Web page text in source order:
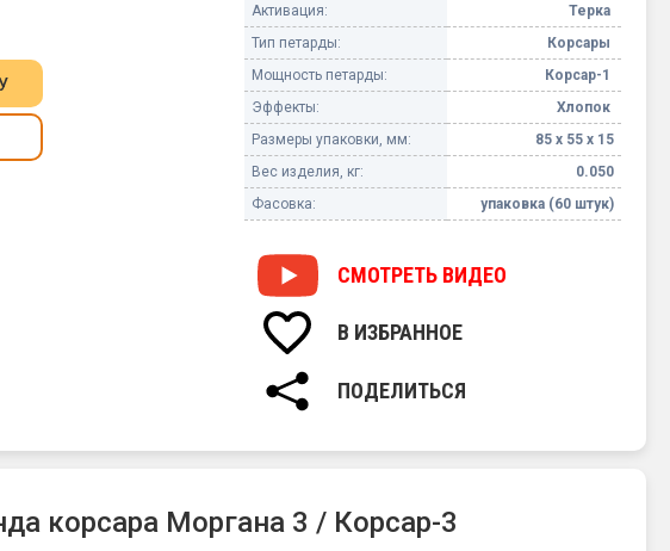
Активация:
Терка
Тип петарды:
Корсары
Мощность петарды:
Корсар-1
Эффекты:
Хлопок
Размеры упаковки, мм:
85 х 55 х 15
Вес изделия, кг:
0.050
Фасовка:
упаковка (60 штук)
СМОТРЕТЬ ВИДЕО
В ИЗБРАННОЕ
ПОДЕЛИТЬСЯ
корсара Моргана 3 / Корсар-3